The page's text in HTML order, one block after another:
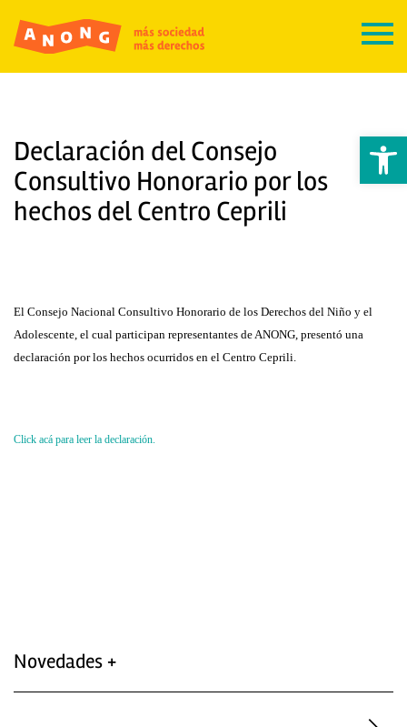
Abrir
Declaración del Consejo
Consultivo Honorario por los
hechos del Centro Ceprili
El Consejo Nacional Consultivo Honorario de los Derechos del Niño y el
Adolescente, el cual participan representantes de ANONG, presentó una
declaración por los hechos ocurridos en el Centro Ceprili.
Click acá para leer la declaración.
Novedades +